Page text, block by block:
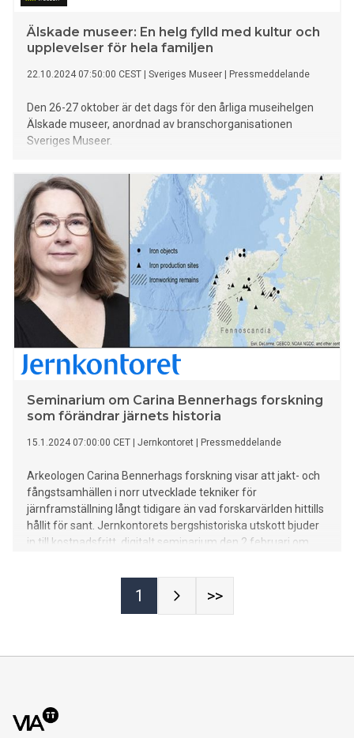
Handelshögskolan. Det arbete de gör för att lyfta fram
konstens roll i samhället är imponerande, och
Älskade museer: En helg fylld med kultur och
upplevelser för hela familjen
22.10.2024 07:50:00 CEST Sveriges Museer Pressmeddelande
Den 26-27 oktober är det dags för den årliga museihelgen
Älskade museer, anordnad av branschorganisationen
Sveriges Museer.
Seminarium om Carina Bennerhags forskning
som förändrar järnets historia
15.1.2024 07:00:00 CET Jernkontoret Pressmeddelande
Arkeologen Carina Bennerhags forskning visar att jakt- och
fångstsamhällen i norr utvecklade tekniker för
järnframställning långt tidigare än vad forskarvärlden hittills
hållit för sant. Jernkontorets bergshistoriska utskott bjuder
in till kostnadsfritt, digitalt seminarium den 2 februari om
1 >>